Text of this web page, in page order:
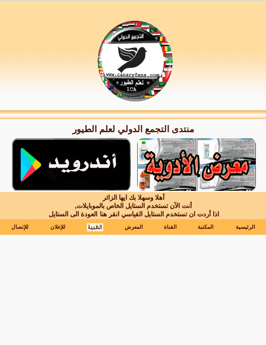
منتدى التجمع الدولي لعلم الطيور
أهلا وسهلا بك ايها الزائر
أنت الآن تستخدم الستايل الخاص بالموبايلات,
اذا أردت ان تستخدم الستايل القياسي انقر هنا العودة الى الستايل
الرئيسية المكتبة القناة المعرض للإعلان للإتصال